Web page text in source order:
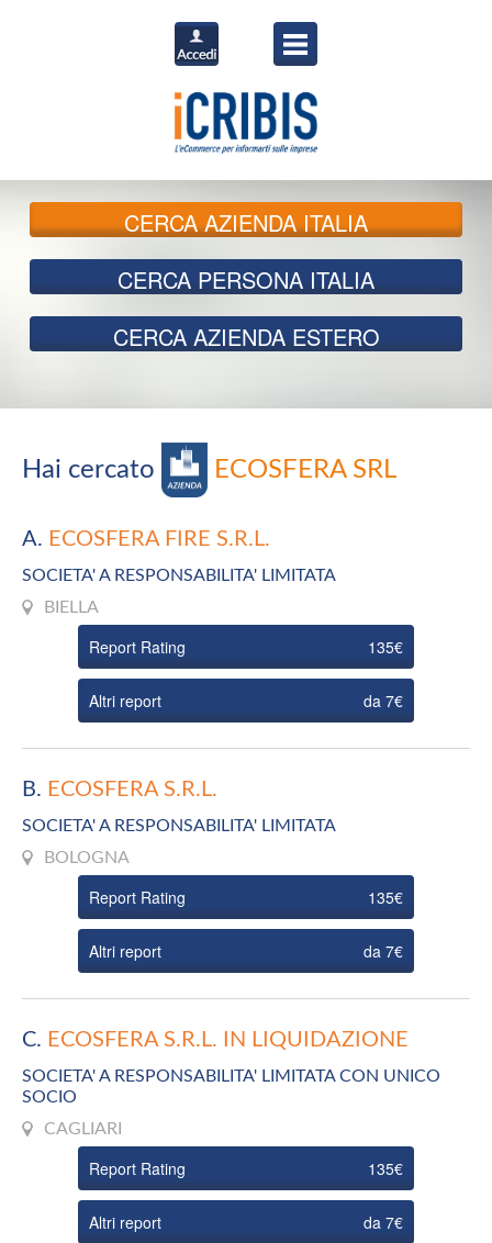
CERCAAZIENDA ITALIA
CERCA PERSONA ITALIA
CERCA AZIENDA ESTERO
Hai cercato ECOSFERA SRL
A. ECOSFERA FIRE S.R.L.
SOCIETA' A RESPONSABILITA' LIMITATA
BIELLA
Report Rating 135€
Altri report da 7€
B. ECOSFERA S.R.L.
SOCIETA' A RESPONSABILITA' LIMITATA
BOLOGNA
Report Rating 135€
Altri report da 7€
C. ECOSFERA S.R.L. IN LIQUIDAZIONE
SOCIETA' A RESPONSABILITA' LIMITATA CON UNICO
SOCIO
CAGLIARI
Report Rating 135€
Altri report da 7€